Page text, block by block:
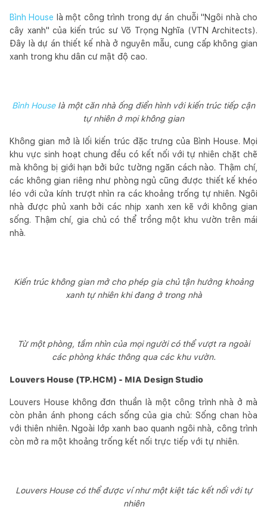
Bình House là một công trình trong dự án chuỗi "Ngôi nhà cho
cây xanh" của kiến trúc sư Võ Trọng Nghĩa (VTN Architects).
Đây là dự án thiết kế nhà ở nguyên mẫu, cung cấp không gian
xanh trong khu dân cư mật độ cao.
Bình Houselà một căn nhà ống điển hình với kiến trúc tiếp cận
tự nhiên ở mọi không gian
Không gian mở là lối kiến trúc đặc trưng của Bình House. Mọi
khu vực sinh hoạt chung đều có kết nối với tự nhiên chặt chẽ
mà không bị giới hạn bởi bức tường ngăn cách nào. Thậm chí,
các không gian riêng như phòng ngủ cũng được thiết kế khéo
léo với cửa kính trượt nhìn ra các khoảng trống tự nhiên. Ngôi
nhà được phủ xanh bởi các nhịp xanh xen kẽ với không gian
sống. Thậm chí, gia chủ có thể trồng một khu vườn trên mái
nhà.
Kiến trúc không gian mở cho phép gia chủ tận hưởng khoảng
xanh tự nhiên khi đang ở trong nhà
Từ một phòng, tầm nhìn của mọi người có thể vượt ra ngoài
các phòng khác thông qua các khu vườn.
Louvers House (TP.HCM) - MIA Design Studio
Louvers House không đơn thuần là một công trình nhà ở mà
còn phản ánh phong cách sống của gia chủ: Sống chan hòa
với thiên nhiên. Ngoài lớp xanh bao quanh ngôi nhà, công trình
còn mở ra một khoảng trống kết nối trực tiếp với tự nhiên.
Louvers House có thể được ví như một kiệt tác kết nối với tự
nhiên